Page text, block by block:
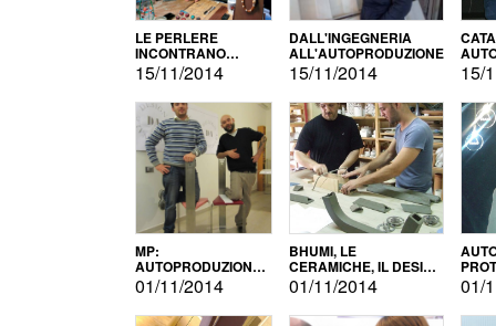
LE PERLERE
INCONTRANO
L'AUTOPRODUZIONE
15/11/2014
DALL'INGEGNERIA
ALL'AUTOPRODUZIONE
15/11/2014 15/
MP:
AUTOPRODUZIONE
E INNOVAZIONE
01/11/2014
BHUMI, LE
CERAMICHE, IL DESIGN
E L'AUTOPRODUZIONE
01/11/2014 01/